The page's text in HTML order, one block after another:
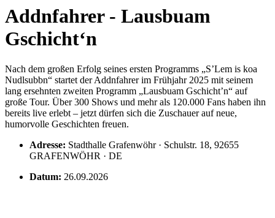
Addnfahrer - Lausbuam
Gschicht‘n
Nach dem großen Erfolg seines ersten Programms „S’Lem is koa
Nudlsubbn“ startet der Addnfahrer im Frühjahr 2025 mit seinem
lang ersehnten zweiten Programm „Lausbuam Gschicht’n“ auf
große Tour. Über 300 Shows und mehr als 120.000 Fans haben ihn
bereits live erlebt – jetzt dürfen sich die Zuschauer auf neue,
humorvolle Geschichten freuen.
Adresse: Stadthalle Grafenwöhr · Schulstr. 18, 92655
GRAFENWÖHR · DE
Datum: 26.09.2026